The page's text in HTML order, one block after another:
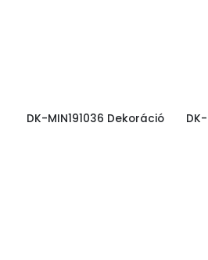
DK-MIN191036 Dekoráció